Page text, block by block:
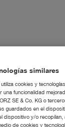
similares
cookies y
una funcionalidad
SE & Co. KG o
guardados en el
dispositivo y/o
de cookies y